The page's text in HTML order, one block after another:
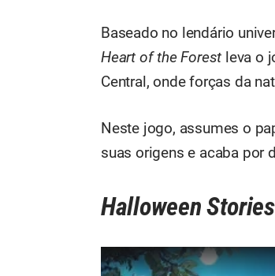
Baseado no lendário
Heart of the Forest leva o
Central, onde forças da
Neste jogo, assumes o
suas origens e acaba por
Halloween